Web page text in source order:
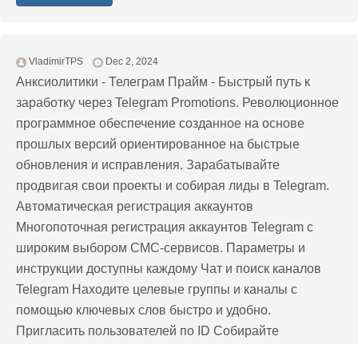
VladimirTPS Dec 2, 2024
Анксиолитики - Телеграм Прайм - Быстрый путь к
заработку через Telegram Promotions. Революционное
программное обеспечение созданное на основе
прошлых версий ориентированное на быстрые
обновления и исправления. Зарабатывайте
продвигая свои проекты и собирая лиды в Telegram.
Автоматическая регистрация аккаунтов
Многопоточная регистрация аккаунтов Telegram с
широким выбором СМС-сервисов. Параметры и
инструкции доступны каждому Чат и поиск каналов
Telegram Находите целевые группы и каналы с
помощью ключевых слов быстро и удобно.
Пригласить пользователей по ID Собирайте